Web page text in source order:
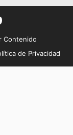
Contenido
de Privacidad